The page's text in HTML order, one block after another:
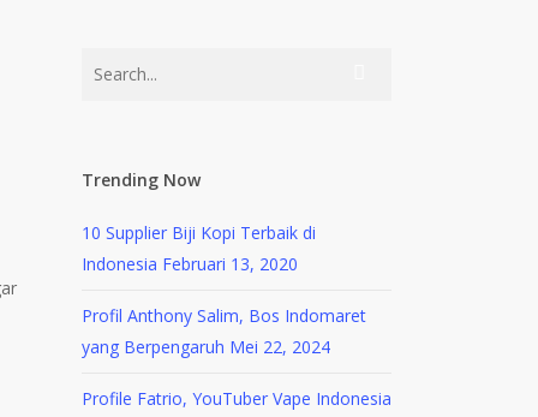
Trending Now
10 Supplier Biji Kopi Terbaik di
Indonesia Februari 13, 2020
Profil Anthony Salim, Bos Indomaret
yang Berpengaruh Mei 22, 2024
Profile Fatrio, YouTuber Vape Indonesia